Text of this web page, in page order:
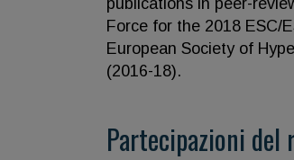
publications in peer-
Force for the 2018 ESC/
European Society of
(2016-18).
Partecipazioni del